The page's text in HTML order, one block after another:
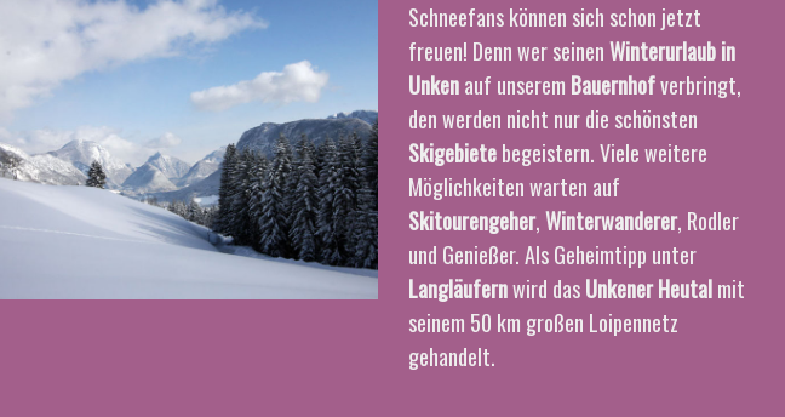
Schneefans können sich schon jetzt
freuen! Denn wer seinenWinterurlaub in
Unkenauf unserem Bauernhofverbringt,
den werden nicht nur die schönsten
Skigebietebegeistern. Viele weitere
Möglichkeiten warten auf
Skitourengeher,Winterwanderer, Rodler
und Genießer. Als Geheimtipp unter
Langläufernwird dasUnkener Heutalmit
seinem 50 km großen Loipennetz
gehandelt.